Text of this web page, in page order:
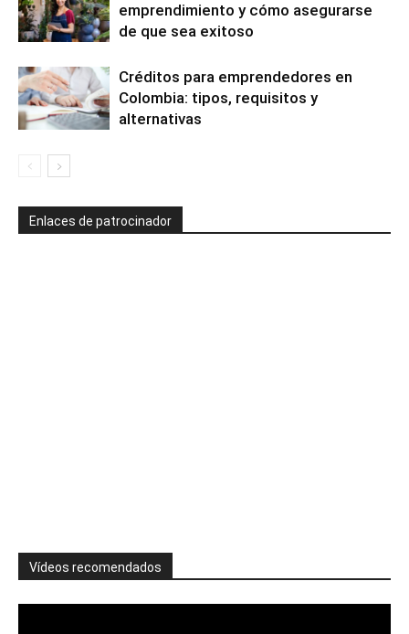
emprendimiento y cómo asegurarse
de que sea exitoso
Créditos para emprendedores en
Colombia: tipos, requisitos y
alternativas
Enlaces de patrocinador
Vídeos recomendados